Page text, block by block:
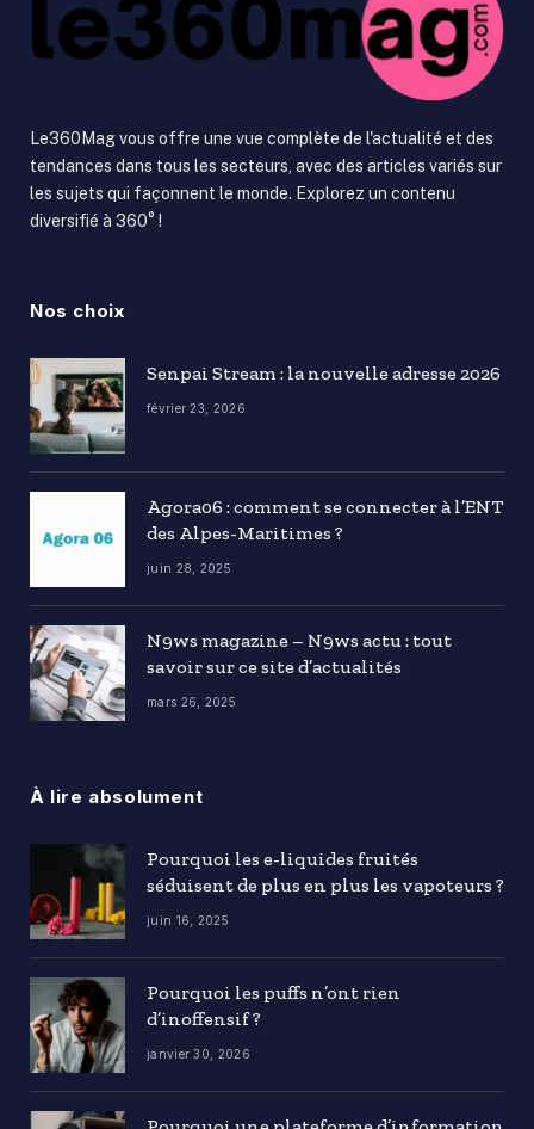
Le360Mag vous offre une vue complète de l'actualité et des
tendances dans tous les secteurs, avec des articles variés sur
les sujets qui façonnent le monde. Explorez un contenu
diversifié à 360° !
Nos choix
Senpai Stream : la nouvelle adresse 2026
février 23, 2026
Agora06 : comment se connecter à l’ENT
des Alpes-Maritimes ?
juin 28, 2025
N9ws magazine – N9ws actu : tout
savoir sur ce site d’actualités
mars 26, 2025
À lire absolument
Pourquoi les e-liquides fruités
séduisent de plus en plus les vapoteurs ?
juin 16, 2025
Pourquoi les puffs n’ont rien
d’inoffensif ?
janvier 30, 2026